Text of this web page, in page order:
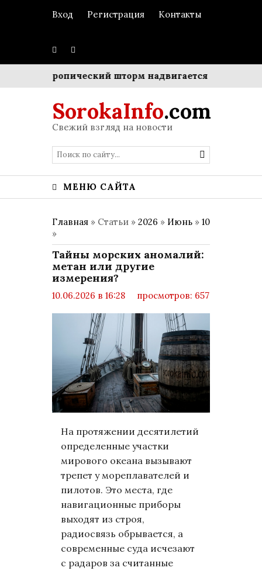
Вход Регистрация Контакты
Тропический шторм надвигается на
SorokaInfo.com
Свежий взгляд на новости
МЕНЮ САЙТА
Главная » Статьи » 2026 » Июнь » 10
»
Тайны морских аномалий:
метан или другие
измерения?
10.06.2026 в 16:28
просмотров: 657
На протяжении десятилетий
определенные участки
мирового океана вызывают
трепет у мореплавателей и
пилотов. Это места, где
навигационные приборы
выходят из строя,
радиосвязь обрывается, а
современные суда исчезают
с радаров за считанные